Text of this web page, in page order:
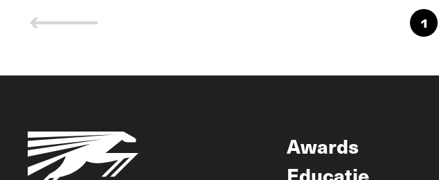
1
Awards
Educatie